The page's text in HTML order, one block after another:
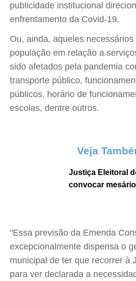
publicidade institucional
enfrentamento da Covid-19.
Ou, ainda, aqueles
população em relação a
sido afetados pela pandemia
transporte público,
públicos, horário de
escolas, dentre outros.
Veja
Justiça Eleitoral
convocar
"Essa previsão da Emenda
excepcionalmente dispensa o
municipal de ter que recorrer à
para ver declarada a